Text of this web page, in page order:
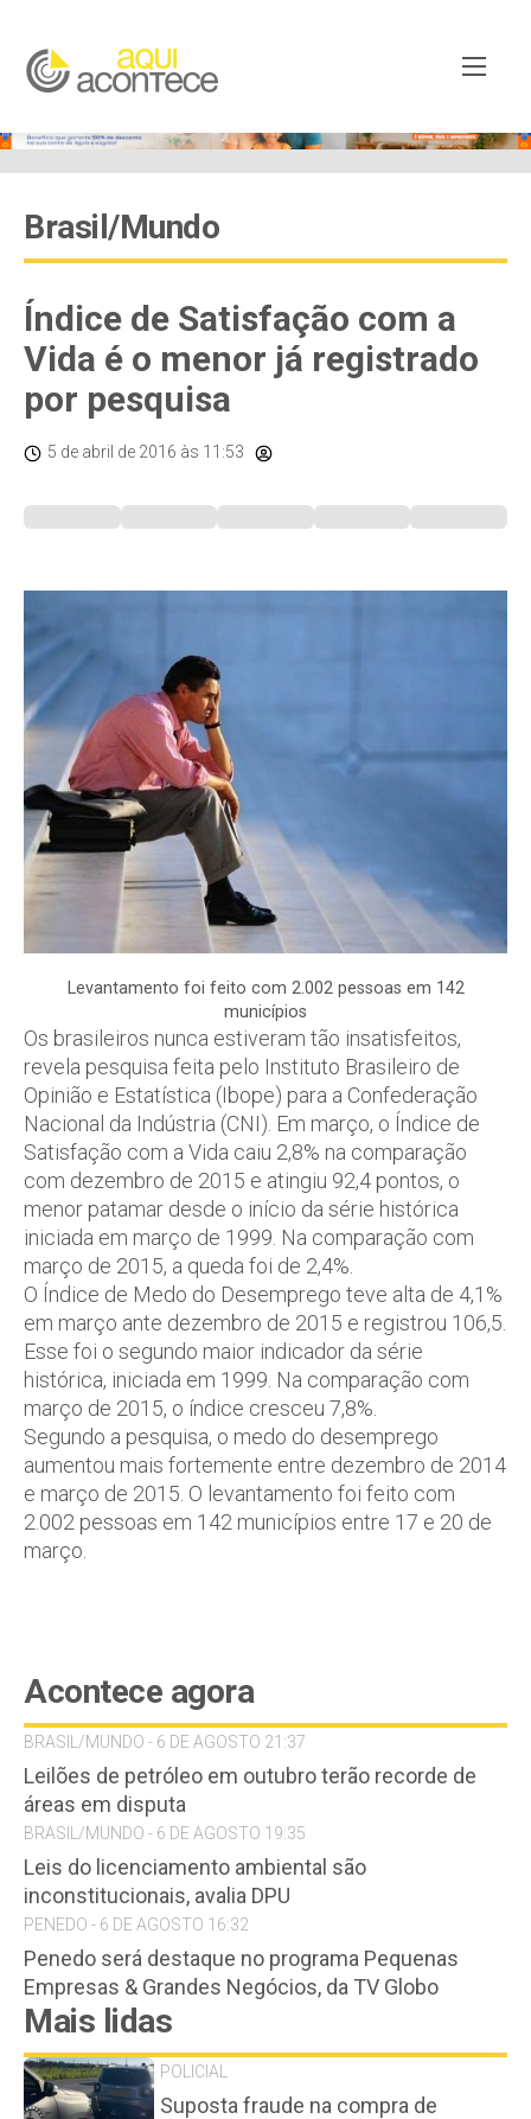
Brasil/Mundo
Índice de Satisfação com a
Vida é o menor já registrado
por pesquisa
5 de abril de 2016 às 11:53
Levantamento foi feito com 2.002 pessoas em 142
municípios
Os brasileiros nunca estiveram tão insatisfeitos,
revela pesquisa feita pelo Instituto Brasileiro de
Opinião e Estatística (Ibope) para a Confederação
Nacional da Indústria (CNI). Em março, o Índice de
Satisfação com a Vida caiu 2,8% na comparação
com dezembro de 2015 e atingiu 92,4 pontos, o
menor patamar desde o início da série histórica
iniciada em março de 1999. Na comparação com
março de 2015, a queda foi de 2,4%.
O Índice de Medo do Desemprego teve alta de 4,1%
em março ante dezembro de 2015 e registrou 106,5.
Esse foi o segundo maior indicador da série
histórica, iniciada em 1999. Na comparação com
março de 2015, o índice cresceu 7,8%.
Segundo a pesquisa, o medo do desemprego
aumentou mais fortemente entre dezembro de 2014
e março de 2015. O levantamento foi feito com
2.002 pessoas em 142 municípios entre 17 e 20 de
março.
Acontece agora
BRASIL/MUNDO - 6 DE AGOSTO 21:37
Leilões de petróleo em outubro terão recorde de
áreas em disputa
BRASIL/MUNDO - 6 DE AGOSTO 19:35
Leis do licenciamento ambiental são
inconstitucionais, avalia DPU
PENEDO - 6 DE AGOSTO 16:32
Penedo será destaque no programa Pequenas
Empresas & Grandes Negócios, da TV Globo
Mais lidas
POLICIAL
Suposta fraude na compra de